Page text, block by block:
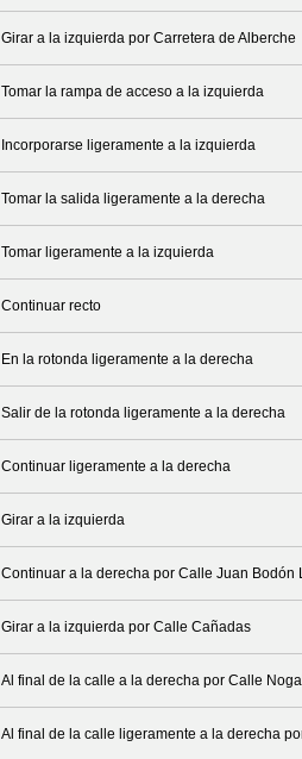
Girar a la izquierda por Carretera de Alberche
Tomar la rampa de acceso a la izquierda
Incorporarse ligeramente a la izquierda
Tomar la salida ligeramente a la derecha
Tomar ligeramente a la izquierda
Continuar recto
En la rotonda ligeramente a la derecha
Salir de la rotonda ligeramente a la derecha
Continuar ligeramente a la derecha
Girar a la izquierda
Continuar a la derecha por Calle Juan Bodón
Girar a la izquierda por Calle Cañadas
Al final de la calle a la derecha por Calle
Al final de la calle ligeramente a la derecha